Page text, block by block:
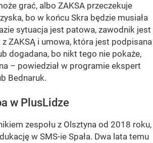
grać, albo ZAKSA przeczekuje
bo w końcu Skra będzie musiała
sytuacja jest patowa, zawodnik jest
ZAKSĄ i umowa, która jest podpisana
dogadana, bo nikt tego nie pokaże,
– powiedział w programie ekspert
Bednaruk.
w PlusLidze
zespołu z Olsztyna od 2018 roku,
w SMS-ie Spała. Dwa lata temu